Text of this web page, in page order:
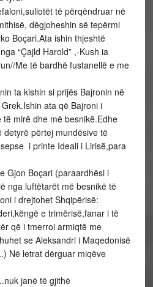
të përqëndruar në
dëgjoheshin së tepërmi
Boçari.Ata ishin thjeshtë
“Çajld Harold” ,-Kush ia
Me të bardhë fustanellë e me
ta kishin si prijës Bajronin në
ata që Bajroni i
mirë dhe më besnikë.Edhe
përtej mundësive të
i printe Ideali i Lirisë,para
Gjon Boçari (paraardhësi i
nga luftëtarët më besnikë të
i drejtohet Shqipërisë:
e trimërisë,fanar i të
që i tmerroi armiqtë me
se Aleksandri i Maqedonisë
Në letrat dërguar miqëve
janë të gjithë